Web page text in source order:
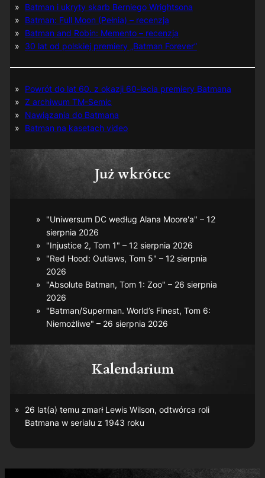
Batman i ukryty skarb Berniego Wrightsona
Batman: Full Moon (Pełnia) – recenzja
Batman and Robin: Memento – recenzja
30 lat od polskiej premiery „Batman Forever”
Powrót do lat 60. z okazji 60-lecia premiery Batmana
Z archiwum TM-Semic
Nawiązania do Batmana
Batman na kasetach video
Już wkrótce
"Uniwersum DC według Alana Moore'a" – 12
sierpnia 2026
"Injustice 2, Tom 1" – 12 sierpnia 2026
"Red Hood: Outlaws, Tom 5" – 12 sierpnia
2026
"Absolute Batman, Tom 1: Zoo" – 26 sierpnia
2026
"Batman/Superman. World’s Finest, Tom 6:
Niemożliwe" – 26 sierpnia 2026
Kalendarium
26 lat(a) temu zmarł Lewis Wilson, odtwórca roli
Batmana w serialu z 1943 roku